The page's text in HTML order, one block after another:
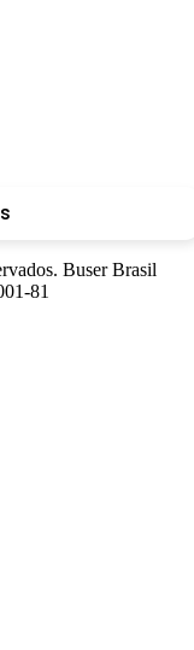
Buser Brasil
81